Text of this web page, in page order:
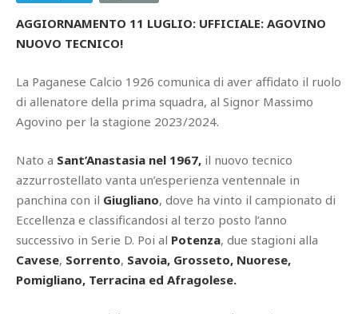
AGGIORNAMENTO 11 LUGLIO: UFFICIALE: AGOVINO
NUOVO TECNICO!
La Paganese Calcio 1926 comunica di aver affidato il ruolo
di allenatore della prima squadra, al Signor Massimo
Agovino per la stagione 2023/2024.
Nato a Sant’Anastasia nel 1967, il nuovo tecnico
azzurrostellato vanta un’esperienza ventennale in
panchina con il Giugliano, dove ha vinto il campionato di
Eccellenza e classificandosi al terzo posto l’anno
successivo in Serie D. Poi al Potenza, due stagioni alla
Cavese, Sorrento, Savoia, Grosseto, Nuorese,
Pomigliano, Terracina ed Afragolese.